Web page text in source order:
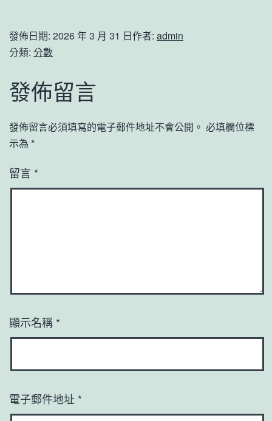
發佈日期: 2026 年 3 月 31 日作者: admin
分類: 分數
發佈留言
發佈留言必須填寫的電子郵件地址不會公開。 必填欄位標
示為 *
留言 *
顯示名稱 *
電子郵件地址 *